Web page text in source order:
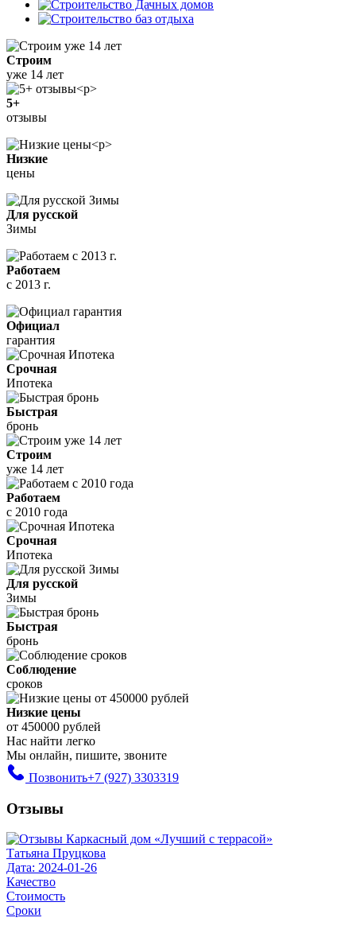
Строим
уже 14 лет
5+
отзывы
Низкие
цены
Для русской
Зимы
Работаем
с 2013 г.
Официал
гарантия
Срочная
Ипотека
Быстрая
бронь
Строим
уже 14 лет
Работаем
с 2010 года
Срочная
Ипотека
Для русской
Зимы
Быстрая
бронь
Соблюдение
сроков
Низкие цены
от 450000 рублей
Нас найти легко
Мы онлайн, пишите, звоните
Позвонить+7 (927) 3303319
Отзывы
Татьяна Пруцкова
Дата: 2024-01-26
Качество
Стоимость
Сроки